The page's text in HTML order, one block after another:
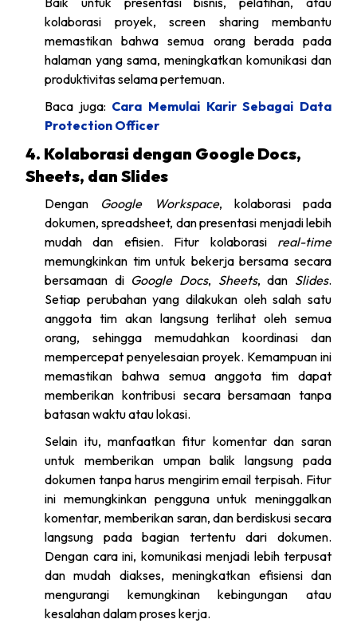
kolaborasi proyek, screen sharing membantu
memastikan bahwa semua orang berada pada
halaman yang sama, meningkatkan komunikasi dan
produktivitas selama pertemuan.
Baca juga: Cara Memulai Karir Sebagai Data
Protection Officer
4. Kolaborasi dengan Google Docs,
Sheets, dan Slides
Dengan Google Workspace, kolaborasi pada
dokumen, spreadsheet, dan presentasi menjadi lebih
mudah dan efisien. Fitur kolaborasi real-time
memungkinkan tim untuk bekerja bersama secara
bersamaan di Google Docs, Sheets, dan Slides.
Setiap perubahan yang dilakukan oleh salah satu
anggota tim akan langsung terlihat oleh semua
orang, sehingga memudahkan koordinasi dan
mempercepat penyelesaian proyek. Kemampuan ini
memastikan bahwa semua anggota tim dapat
memberikan kontribusi secara bersamaan tanpa
batasan waktu atau lokasi.
Selain itu, manfaatkan fitur komentar dan saran
untuk memberikan umpan balik langsung pada
dokumen tanpa harus mengirim email terpisah. Fitur
ini memungkinkan pengguna untuk meninggalkan
komentar, memberikan saran, dan berdiskusi secara
langsung pada bagian tertentu dari dokumen.
Dengan cara ini, komunikasi menjadi lebih terpusat
dan mudah diakses, meningkatkan efisiensi dan
mengurangi kemungkinan kebingungan atau
kesalahan dalam proses kerja.